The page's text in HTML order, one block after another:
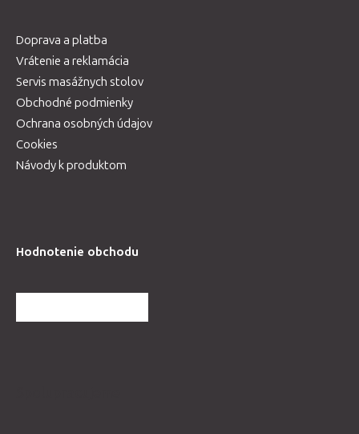
Doprava a platba
Vrátenie a reklamácia
Servis masážnych stolov
Obchodné podmienky
Ochrana osobných údajov
Cookies
Návody k produktom
Hodnotenie obchodu